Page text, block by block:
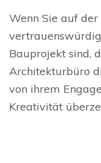
Wenn Sie auf der
Bauprojekt sind,
Architekturbüro
von ihrem
Kreativität